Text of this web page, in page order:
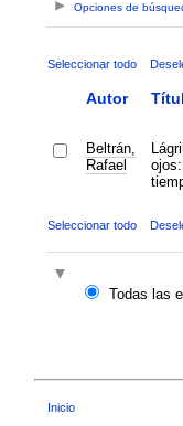
Opciones de
Seleccionar todo
Autor
Beltrán,
Rafael
Seleccionar todo
Todas las
Inicio